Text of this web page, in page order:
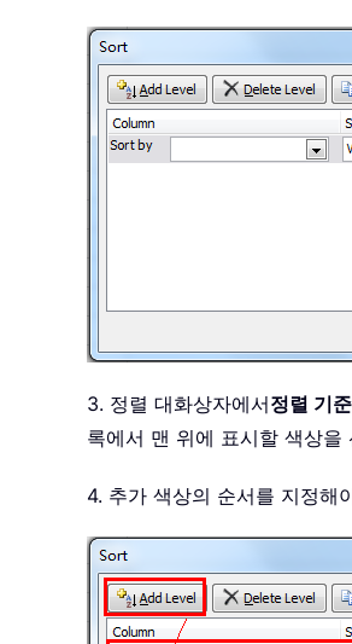
3. 정렬 대화상자에서정렬 기준
록에서 맨 위에 표시할 색상을
4. 추가 색상의 순서를 지정해